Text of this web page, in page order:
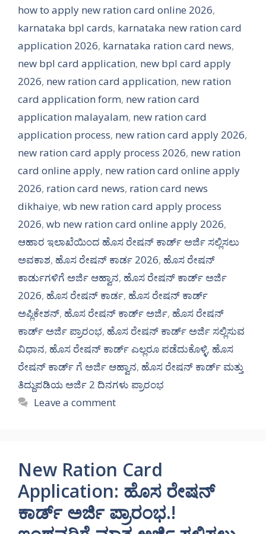
how to apply new ration card online 2026,
karnataka bpl cards, karnataka new ration card
application 2026, karnataka ration card news,
new bpl card application, new bpl card apply
2026, new ration card application, new ration
card application form, new ration card
application malayalam, new ration card
application process, new ration card apply 2026,
new ration card apply process 2026, new ration
card online apply, new ration card online apply
2026, ration card news, ration card news
dikhaiye, wb new ration card apply process
2026, wb new ration card online apply 2026,
ಆಹಾರ ಇಲಾಖೆಯಿಂದ ಹೊಸ ರೇಷನ್ ಕಾರ್ಡ್ ಅರ್ಜಿ ಸಲ್ಲಿಸಲು
ಅವಕಾಶ, ಹೊಸ ರೇಷನ್ ಕಾರ್ಡ 2026, ಹೊಸ ರೇಷನ್
ಕಾರ್ಡುಗಳಿಗೆ ಅರ್ಜಿ ಆಹ್ವಾನ, ಹೊಸ ರೇಷನ್ ಕಾರ್ಡ್ ಅರ್ಜಿ
2026, ಹೊಸ ರೇಷನ್ ಕಾರ್ಡ, ಹೊಸ ರೇಷನ್ ಕಾರ್ಡ್
ಅಪ್ಲಿಕೇಶನ್, ಹೊಸ ರೇಷನ್ ಕಾರ್ಡ್ ಅರ್ಜಿ, ಹೊಸ ರೇಷನ್
ಕಾರ್ಡ್ ಅರ್ಜಿ ಪ್ರಾರಂಭ, ಹೊಸ ರೇಷನ್ ಕಾರ್ಡ್ ಅರ್ಜಿ ಸಲ್ಲಿಸುವ
ವಿಧಾನ, ಹೊಸ ರೇಷನ್ ಕಾರ್ಡ್ ಎಲ್ಲರೂ ಪಡೆದುಕೊಳ್ಳಿ, ಹೊಸ
ರೇಷನ್ ಕಾರ್ಡ್ ಗೆ ಅರ್ಜಿ ಆಹ್ವಾನ, ಹೊಸ ರೇಷನ್ ಕಾರ್ಡ್ ಮತ್ತು
ತಿದ್ದುಪಡಿಯ ಅರ್ಜಿ 2 ದಿನಗಳು ಪ್ರಾರಂಭ
Leave a comment
New Ration Card
Application: ಹೊಸ ರೇಷನ್
ಕಾರ್ಡ್ ಅರ್ಜಿ ಪ್ರಾರಂಭ.!